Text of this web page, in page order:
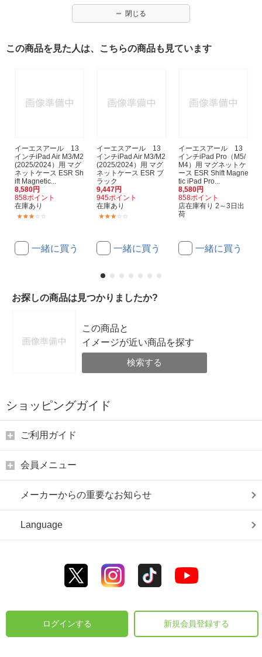
閉じる
この商品を見た人は、こちらの商品も見ています
イーエスアール 13
インチiPad Air M3/M2
(2025/2024）用 マグ
ネットケース ESR Sh
ift Magnetic...
8,580円
858ポイント
在庫あり
一緒に買う
イーエスアール 13
インチiPad Air M3/M2
(2025/2024）用 マグ
ネットケース ESR ブ
ラック
9,447円
945ポイント
在庫あり
一緒に買う
イーエスアール 13
インチiPad Pro（M5/
M4）用 マグネットケ
ース ESR Shift Magne
tic iPad Pro...
8,580円
858ポイント
店在庫有り 2～3日出
荷
一緒に買う
お探しの商品は見つかりましたか?
この商品と
イメージが近い商品を探す
検索する
ショッピングガイド
ご利用ガイド
会員メニュー
メーカーからの重要なお知らせ
Language
ログインする 新規会員登録する